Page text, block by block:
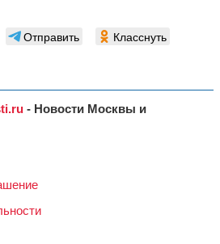
Отправить Класснуть
- Новости Москвы и